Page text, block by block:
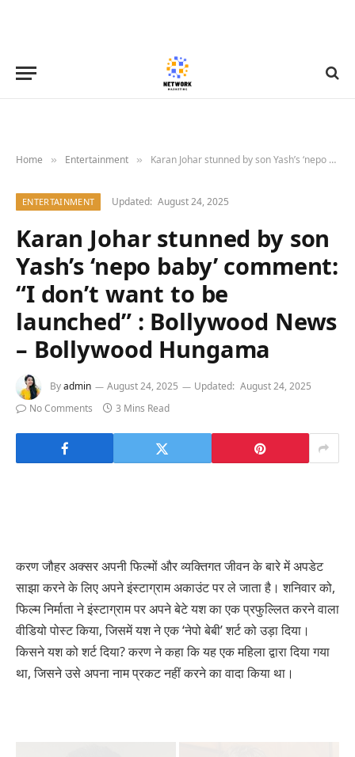
Home » Entertainment » Karan Johar stunned by son Yash’s ‘nepo baby’ comment: “I don’t want to be launched” : Bollywood News – Bollywood Hungama
ENTERTAINMENT Updated: August 24, 2025
Karan Johar stunned by son
Yash’s ‘nepo baby’ comment:
“I don’t want to be
launched” : Bollywood News
– Bollywood Hungama
Byadmin August 24, 2025 Updated: August 24, 2025
No Comments
3 Mins Read
करण जौहर अक्सर अपनी फिल्मों और व्यक्तिगत जीवन के बारे में अपडेट
साझा करने के लिए अपने इंस्टाग्राम अकाउंट पर ले जाता है। शनिवार को,
फिल्म निर्माता ने इंस्टाग्राम पर अपने बेटे यश का एक प्रफुल्लित करने वाला
वीडियो पोस्ट किया, जिसमें यश ने एक ‘नेपो बेबी’ शर्ट को उड़ा दिया।
किसने यश को शर्ट दिया? करण ने कहा कि यह एक महिला द्वारा दिया गया
था, जिसने उसे अपना नाम प्रकट नहीं करने का वादा किया था।